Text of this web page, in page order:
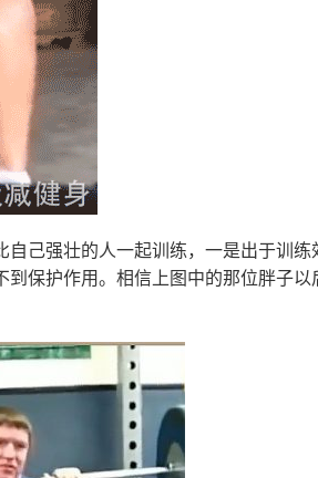
己强壮的人一起训练，一是出于训练
保护作用。相信上图中的那位胖子以